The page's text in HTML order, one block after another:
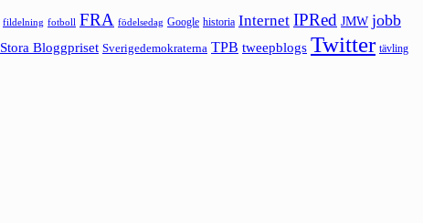
fildelning fotboll FRA födelsedag Google historia Internet IPRed JMW jobb
Stora Bloggpriset Sverigedemokraterna TPB tweepblogs Twitter tävling